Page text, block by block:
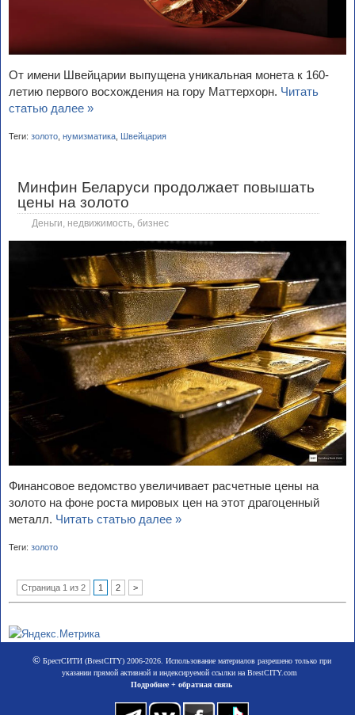
От имени Швейцарии выпущена уникальная монета к 160-
летию первого восхождения на гору Маттерхорн. Читать
статью далее »
Теги: золото нумизматика Швейцария
Минфин Беларуси продолжает повышать
цены на золото
Деньги, недвижимость, бизнес
Финансовое ведомство увеличивает расчетные цены на
золото на фоне роста мировых цен на этот драгоценный
металл. Читать статью далее »
Теги: золото
Страница 1 из 2 1 2 >
©БрестСИТИ (BrestCITY) 2006-2026. Использование материалов разрешено только при
указании прямой активной и индексируемой ссылки на BrestCITY.com
Подробнее + обратная связь